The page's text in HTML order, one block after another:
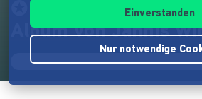
✪ Gitarre & Field
Album von Jannis
Einverstanden
Nur notwendige